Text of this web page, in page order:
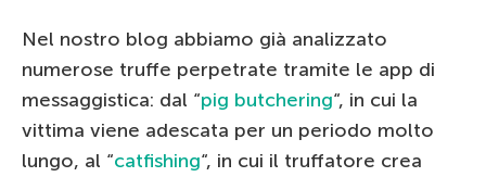
Nel nostro blog abbiamo già analizzato
numerose truffe perpetrate tramite le app di
messaggistica: dal “pig butchering“, in cui la
vittima viene adescata per un periodo molto
lungo, al “catfishing“, in cui il truffatore crea